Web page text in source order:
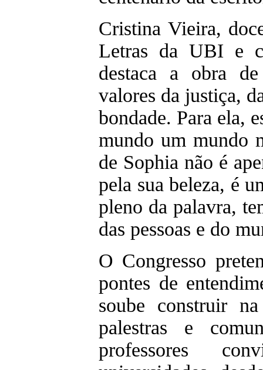
Cristina Vieira,
Letras da UBI e
destaca a obra
valores da justiça,
bondade. Para ela,
mundo um mundo
de Sophia não é
pela sua beleza, é
pleno da palavra,
das pessoas e do
O Congresso
pontes de
soube construir
palestras e
professores